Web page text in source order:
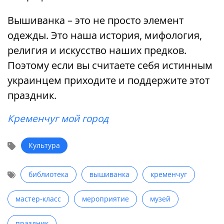
Вышиванка – это не просто элемент
одежды. Это наша история, мифология,
религия и искусство наших предков.
Поэтому если вы считаете себя истинным
украинцем приходите и поддержите этот
праздник.
Кременчуг мой город
Культура
библиотека вышиванка кременчуг
мастер-класс мероприятие музей